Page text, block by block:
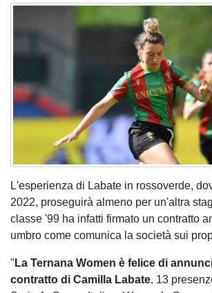
L'esperienza di Labate in rossoverde,
2022, proseguirà almeno per un'altra
classe '99 ha infatti firmato un contratto
umbro come comunica la società sui
" La Ternana Women è felice di
contratto di Camilla Labate. 13